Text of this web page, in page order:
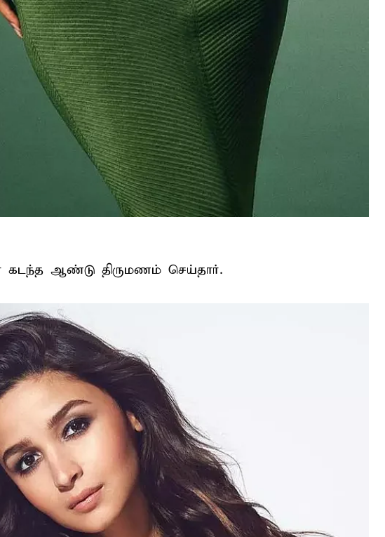
கடந்த ஆண்டு திருமணம் செய்தார்.